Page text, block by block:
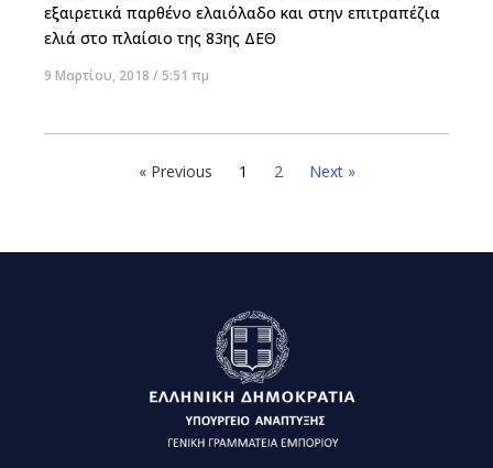
εξαιρετικά παρθένο ελαιόλαδο και στην επιτραπέζια
ελιά στο πλαίσιο της 83ης ΔΕΘ
9 Μαρτίου, 2018 5:51 πμ
« Previous 1 2 Next »